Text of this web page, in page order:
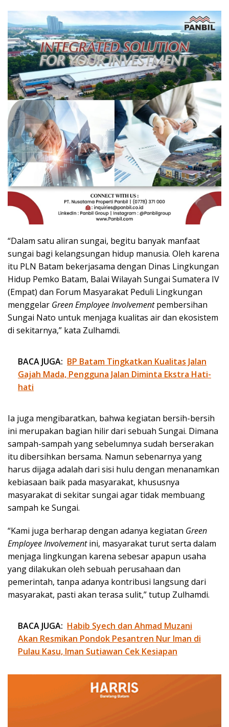
“Dalam satu aliran sungai, begitu banyak manfaat
sungai bagi kelangsungan hidup manusia. Oleh karena
itu PLN Batam bekerjasama dengan Dinas Lingkungan
Hidup Pemko Batam, Balai Wilayah Sungai Sumatera IV
(Empat) dan Forum Masyarakat Peduli Lingkungan
menggelar Green Employee Involvementpembersihan
Sungai Nato untuk menjaga kualitas air dan ekosistem
di sekitarnya,” kata Zulhamdi.
BACA JUGA: BP Batam Tingkatkan Kualitas Jalan
Gajah Mada, Pengguna Jalan Diminta Ekstra Hati-
hati
Ia juga mengibaratkan, bahwa kegiatan bersih-bersih
ini merupakan bagian hilir dari sebuah Sungai. Dimana
sampah-sampah yang sebelumnya sudah berserakan
itu dibersihkan bersama. Namun sebenarnya yang
harus dijaga adalah dari sisi hulu dengan menanamkan
kebiasaan baik pada masyarakat, khususnya
masyarakat di sekitar sungai agar tidak membuang
sampah ke Sungai.
“Kami juga berharap dengan adanya kegiatan Green
Employee Involvementini, masyarakat turut serta dalam
menjaga lingkungan karena sebesar apapun usaha
yang dilakukan oleh sebuah perusahaan dan
pemerintah, tanpa adanya kontribusi langsung dari
masyarakat, pasti akan terasa sulit,” tutup Zulhamdi.
BACA JUGA: Habib Syech dan Ahmad Muzani
Akan Resmikan Pondok Pesantren Nur Iman di
Pulau Kasu, Iman Sutiawan Cek Kesiapan